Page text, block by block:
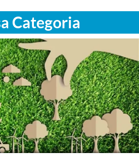
Categoria